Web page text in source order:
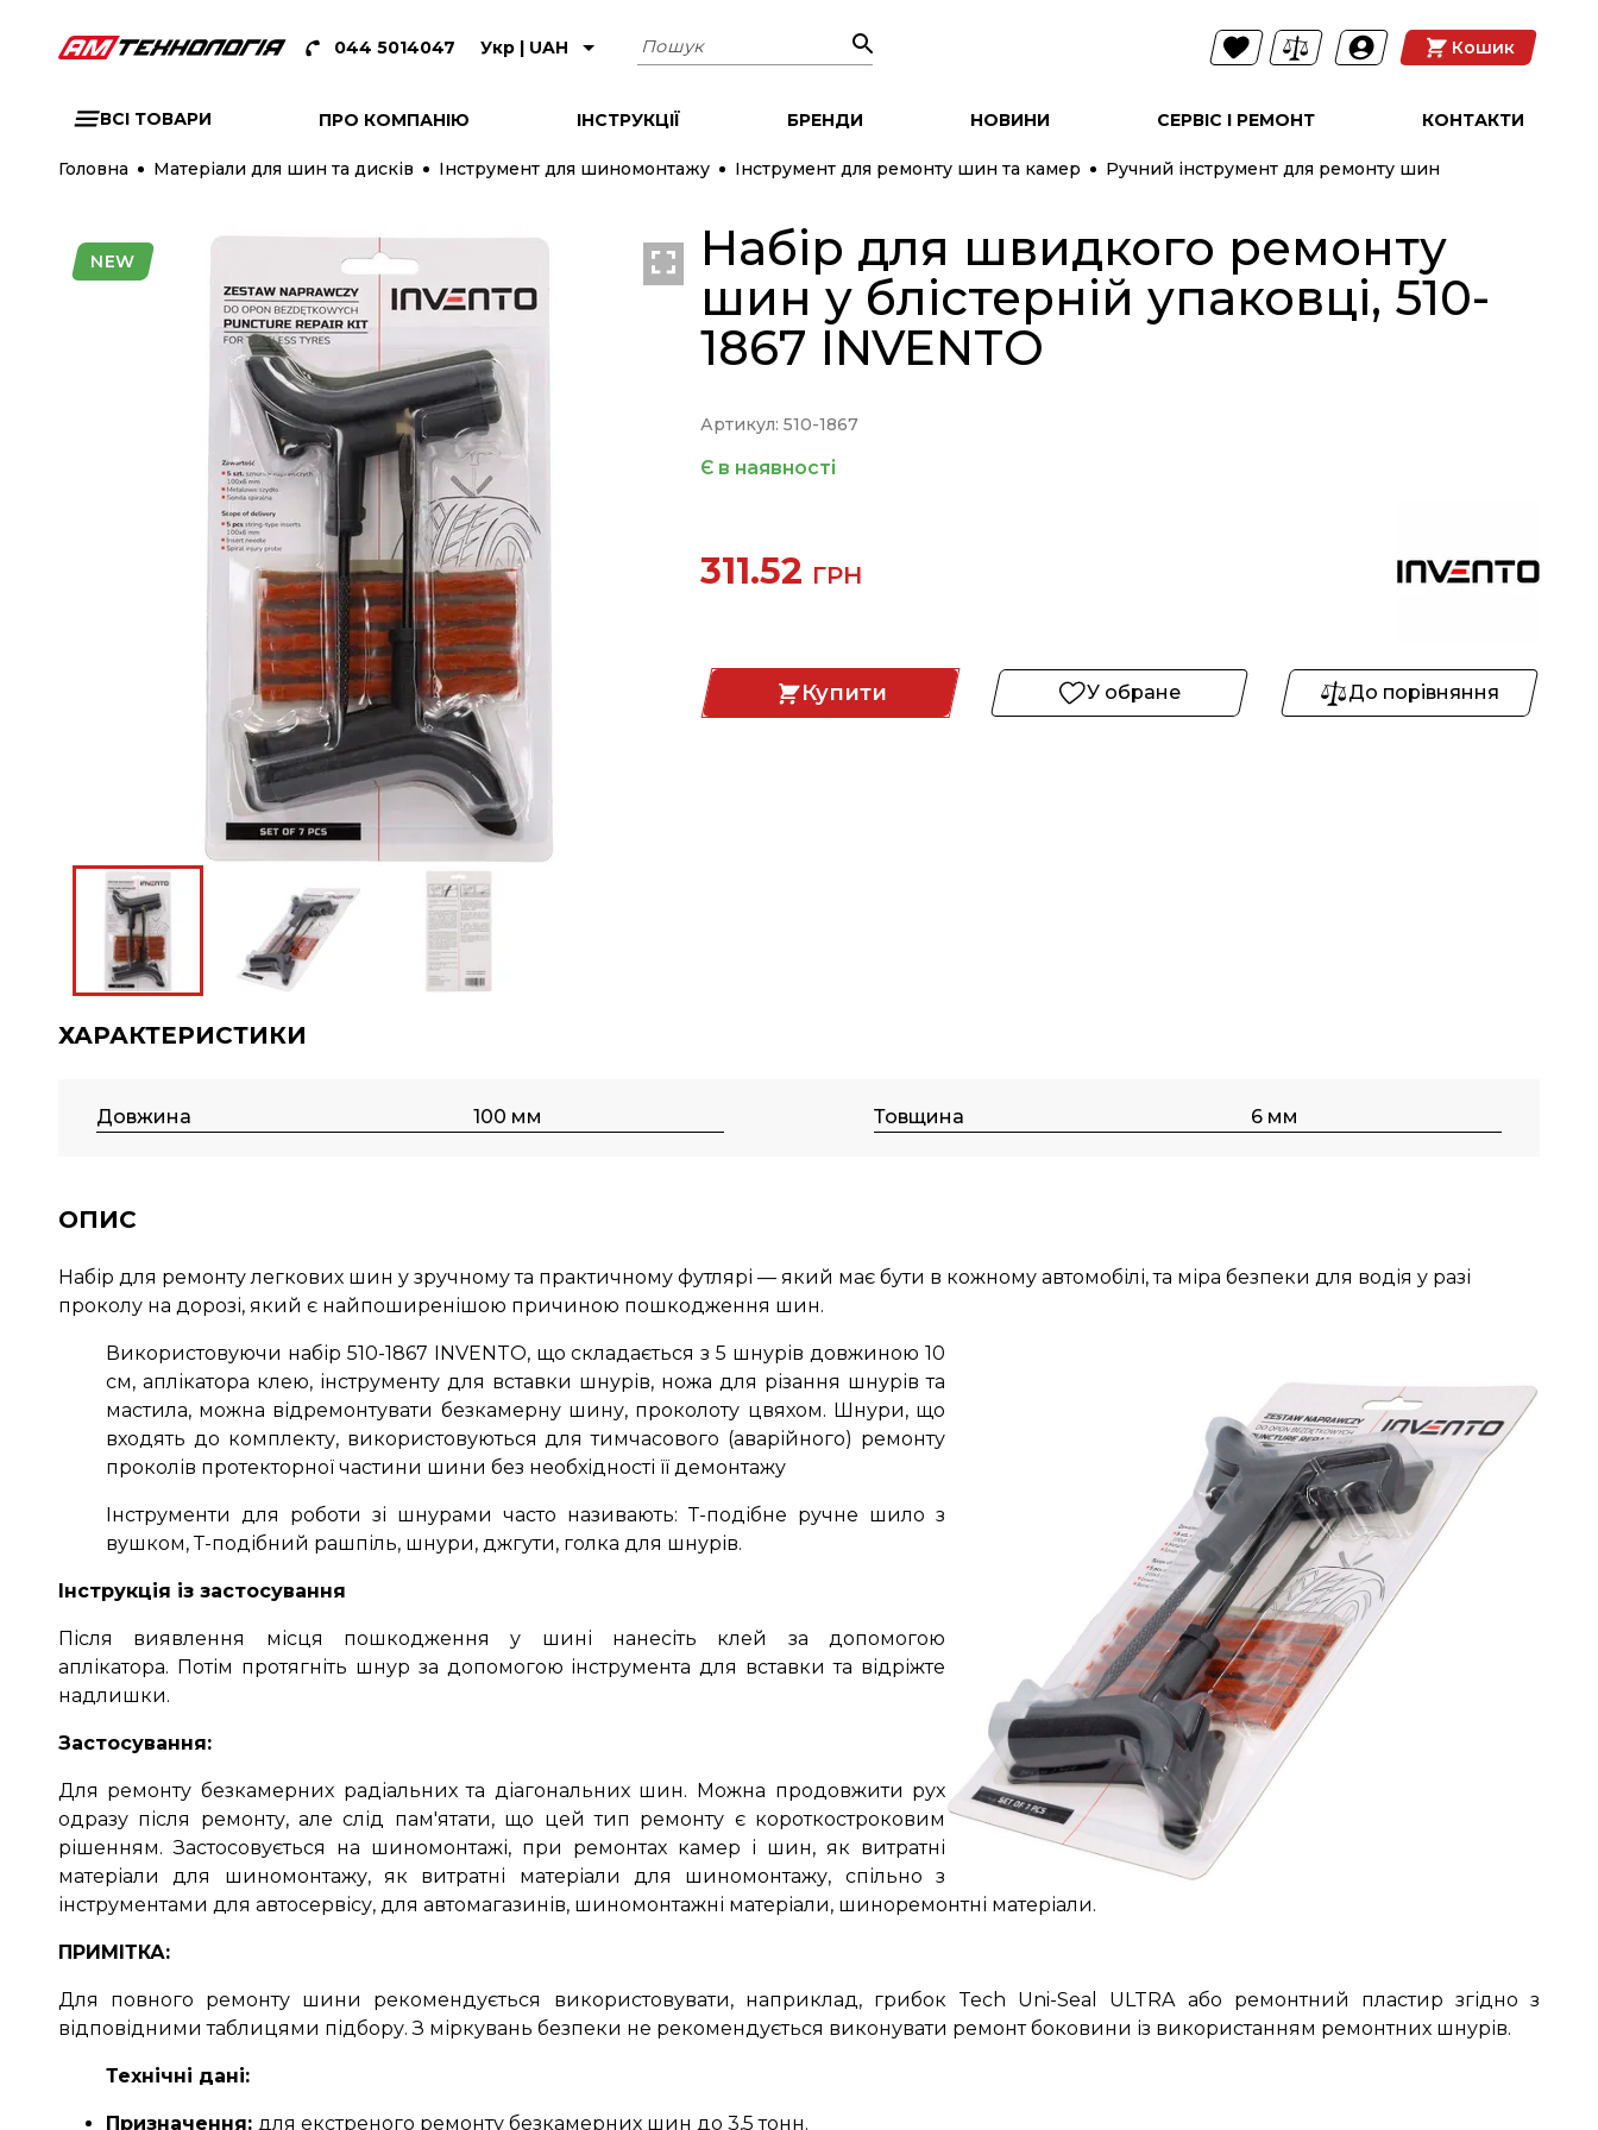
044 5014047 Укр | UAH Пошук Кошик
ВСІ ТОВАРИ ПРО КОМПАНІЮ ІНСТРУКЦІЇ БРЕНДИ НОВИНИ СЕРВІС І РЕМОНТ КОНТАКТИ
Головна Матеріали для шин та дисків Інструмент для шиномонтажу Інструмент для ремонту шин та камер Ручний інструмент для ремонту шин
NEW NEW NEW
Набір для швидкого ремонту
шин у блістерній упаковці, 510-
1867 INVENTO
Артикул: 510-1867
Є в наявності
311.52 ГРН
Купити У обране До порівняння
ХАРАКТЕРИСТИКИ
Довжина 100 мм Товщина 6 мм
ОПИС
Набір для ремонту легкових шин у зручному та практичному футлярі — який має бути в кожному автомобілі, та міра безпеки для водія у разі
проколу на дорозі, який є найпоширенішою причиною пошкодження шин.
Використовуючи набір 510-1867 INVENTO, що складається з 5 шнурів довжиною 10
см, аплікатора клею, інструменту для вставки шнурів, ножа для різання шнурів та
мастила, можна відремонтувати безкамерну шину, проколоту цвяхом. Шнури, що
входять до комплекту, використовуються для тимчасового (аварійного) ремонту
проколів протекторної частини шини без необхідності її демонтажу
Інструменти для роботи зі шнурами часто називають: Т-подібне ручне шило з
вушком, Т-подібний рашпіль, шнури, джгути, голка для шнурів.
Інструкція із застосування
Після виявлення місця пошкодження у шині нанесіть клей за допомогою
аплікатора. Потім протягніть шнур за допомогою інструмента для вставки та відріжте
надлишки.
Застосування:
Для ремонту безкамерних радіальних та діагональних шин. Можна продовжити рух
одразу після ремонту, але слід пам'ятати, що цей тип ремонту є короткостроковим
рішенням. Застосовується на шиномонтажі, при ремонтах камер і шин, як витратні
матеріали для шиномонтажу, як витратні матеріали для шиномонтажу, спільно з
інструментами для автосервісу, для автомагазинів, шиномонтажні матеріали, шиноремонтні матеріали.
ПРИМІТКА:
Для повного ремонту шини рекомендується використовувати, наприклад, грибок Tech Uni-Seal ULTRA або ремонтний пластир згідно з
відповідними таблицями підбору. З міркувань безпеки не рекомендується виконувати ремонт боковини із використанням ремонтних шнурів.
Технічні дані:
Призначення: для екстреного ремонту безкамерних шин до 3,5 тонн.